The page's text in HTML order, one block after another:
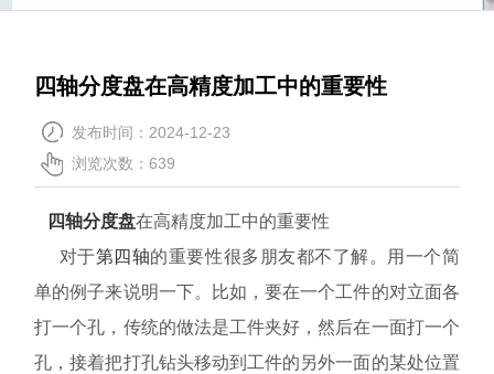
关于我们
四轴分度盘在高精度加工中的重要性
发布时间：2024-12-23
浏览次数：639
四轴分度盘在高精度加工中的重要性
对于第四轴的重要性很多朋友都不了解。用一个简
单的例子来说明一下。比如，要在一个工件的对立面各
打一个孔，传统的做法是工件夹好，然后在一面打一个
孔，接着把打孔钻头移动到工件的另外一面的某处位置